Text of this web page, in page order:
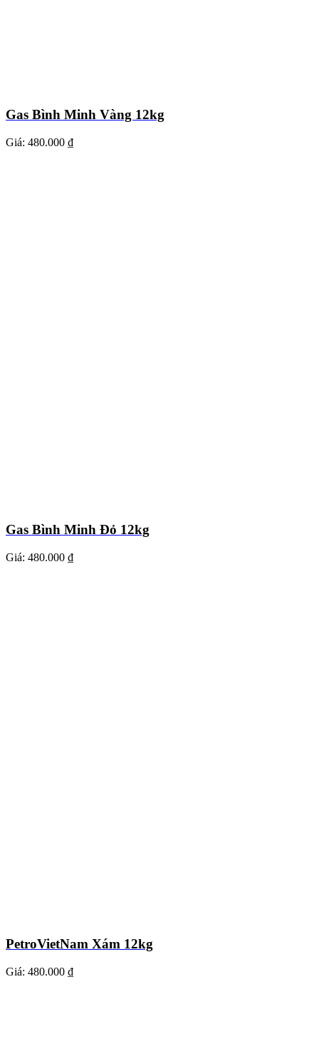
Gas Bình Minh Vàng 12kg
Giá: 480.000 ₫
Gas Bình Minh Đỏ 12kg
Giá: 480.000 ₫
PetroVietNam Xám 12kg
Giá: 480.000 ₫